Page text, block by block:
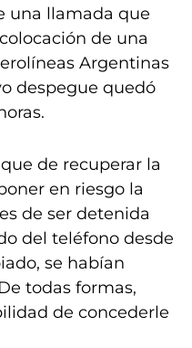
una llamada que
de una
Argentinas
despegue quedó
de recuperar la
en riesgo la
de ser detenida
del teléfono desde
se habían
todas formas,
de concederle